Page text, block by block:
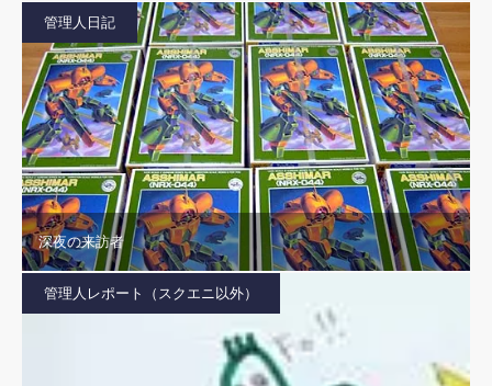
管理人日記
深夜の来訪者
管理人レポート（スクエニ以外）